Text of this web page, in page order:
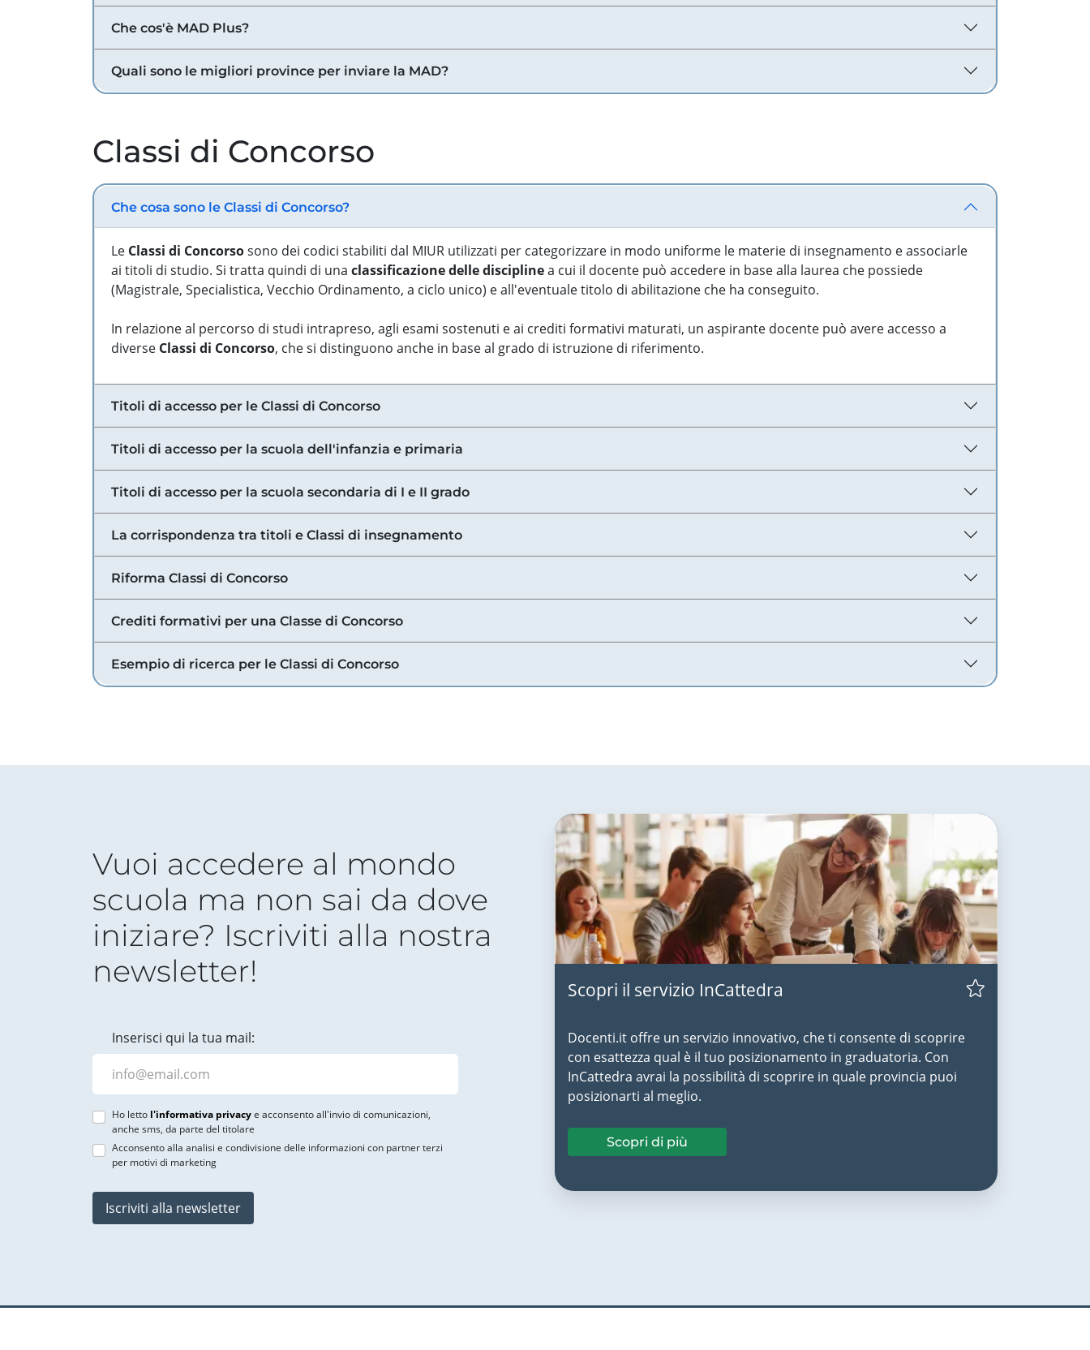
Che cos'è MAD Plus?
Quali sono le migliori province per inviare la MAD?
Classi di Concorso
Che cosa sono le Classi di Concorso?
Le Classi di Concorsosono dei codici stabiliti dal MIUR utilizzati per categorizzare in modo uniforme le materie di insegnamento e associarle
ai titoli di studio. Si tratta quindi di una classificazione delle disciplinea cui il docente può accedere in base alla laurea che possiede
(Magistrale, Specialistica, Vecchio Ordinamento, a ciclo unico) e all'eventuale titolo di abilitazione che ha conseguito.
In relazione al percorso di studi intrapreso, agli esami sostenuti e ai crediti formativi maturati, un aspirante docente può avere accesso a
diverse Classi di Concorso, che si distinguono anche in base al grado di istruzione di riferimento.
Titoli di accesso per le Classi di Concorso
Titoli di accesso per la scuola dell'infanzia e primaria
Titoli di accesso per la scuola secondaria di I e II grado
La corrispondenza tra titoli e Classi di insegnamento
Riforma Classi di Concorso
Crediti formativi per una Classe di Concorso
Esempio di ricerca per le Classi di Concorso
Vuoi accedere al mondo
scuola ma non sai da dove
iniziare? Iscriviti alla nostra
newsletter!
Inserisci qui la tua mail:
Ho letto l'informativa privacye acconsento all'invio di comunicazioni,
anche sms, da parte del titolare
Acconsento alla analisi e condivisione delle informazioni con partner terzi
per motivi di marketing
Iscriviti alla newsletter
Scopri il servizio InCattedra
Docenti.it offre un servizio innovativo, che ti consente di scoprire
con esattezza qual è il tuo posizionamento in graduatoria. Con
InCattedra avrai la possibilità di scoprire in quale provincia puoi
posizionarti al meglio.
Scopri di più